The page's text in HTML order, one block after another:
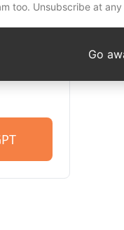
Begin
too. Unsubscribe at any
Go